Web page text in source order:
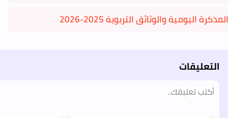
المذكرة اليومية والوثائق التربوية 2025-2026
التعليقات